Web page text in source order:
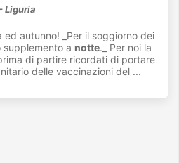
Liguria
ed autunno! _Per il soggiorno dei
a notte._ Per noi la
di partire ricordati di portare
delle vaccinazioni del ...